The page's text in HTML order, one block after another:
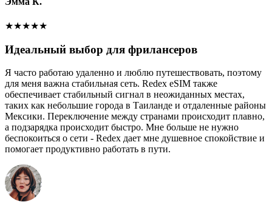
★★★★★
Идеальный выбор для фрилансеров
Я часто работаю удаленно и люблю путешествовать, поэтому
для меня важна стабильная сеть. Redex eSIM также
обеспечивает стабильный сигнал в неожиданных местах,
таких как небольшие города в Таиланде и отдаленные районы
Мексики. Переключение между странами происходит плавно,
а подзарядка происходит быстро. Мне больше не нужно
беспокоиться о сети - Redex дает мне душевное спокойствие и
помогает продуктивно работать в пути.